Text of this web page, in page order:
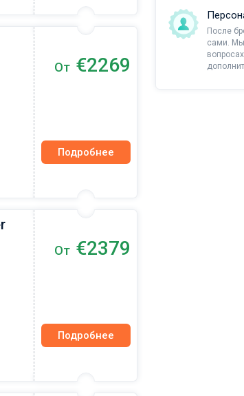
От €2269
Подробнее
От €2379
Подробнее
После
сами.